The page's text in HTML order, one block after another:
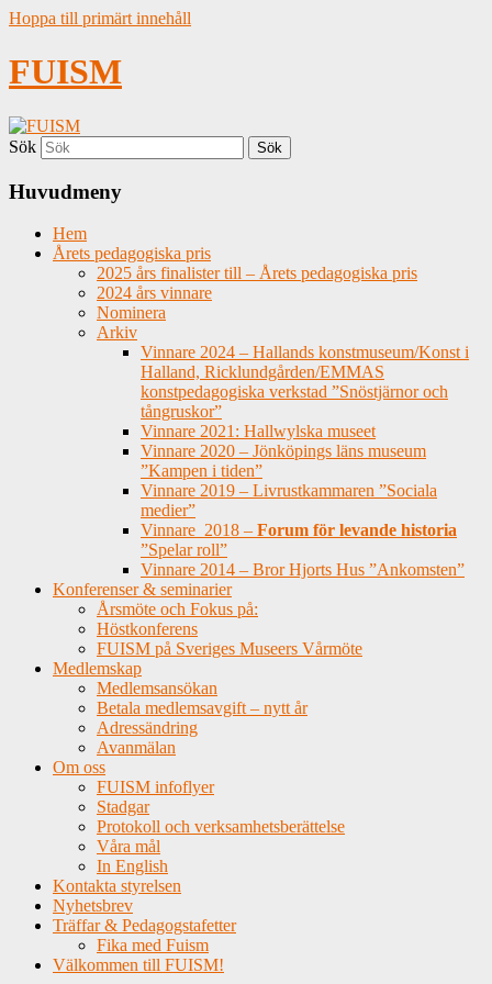
Hoppa till primärt innehåll
FUISM
Sök
Huvudmeny
Hem
Årets pedagogiska pris
2025 års finalister till – Årets pedagogiska pris
2024 års vinnare
Nominera
Arkiv
Vinnare 2024 – Hallands konstmuseum/Konst i
Halland, Ricklundgården/EMMAS
konstpedagogiska verkstad ”Snöstjärnor och
tångruskor”
Vinnare 2021: Hallwylska museet
Vinnare 2020 – Jönköpings läns museum
”Kampen i tiden”
Vinnare 2019 – Livrustkammaren ”Sociala
medier”
Vinnare 2018 – Forum för levande historia
”Spelar roll”
Vinnare 2014 – Bror Hjorts Hus ”Ankomsten”
Konferenser & seminarier
Årsmöte och Fokus på:
Höstkonferens
FUISM på Sveriges Museers Vårmöte
Medlemskap
Medlemsansökan
Betala medlemsavgift – nytt år
Adressändring
Avanmälan
Om oss
FUISM infoflyer
Stadgar
Protokoll och verksamhetsberättelse
Våra mål
In English
Kontakta styrelsen
Nyhetsbrev
Träffar & Pedagogstafetter
Fika med Fuism
Välkommen till FUISM!